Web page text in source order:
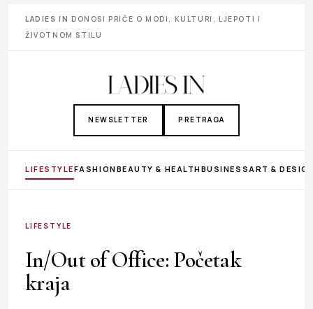
LADIES IN DONOSI PRIČE O MODI, KULTURI, LJEPOTI I
ŽIVOTNOM STILU
NEWSLETTER PRETRAGA
LIFESTYLEFASHIONBEAUTY & HEALTHBUSINESS ART &
LIFESTYLE
In/Out of Office: Početak
kraja